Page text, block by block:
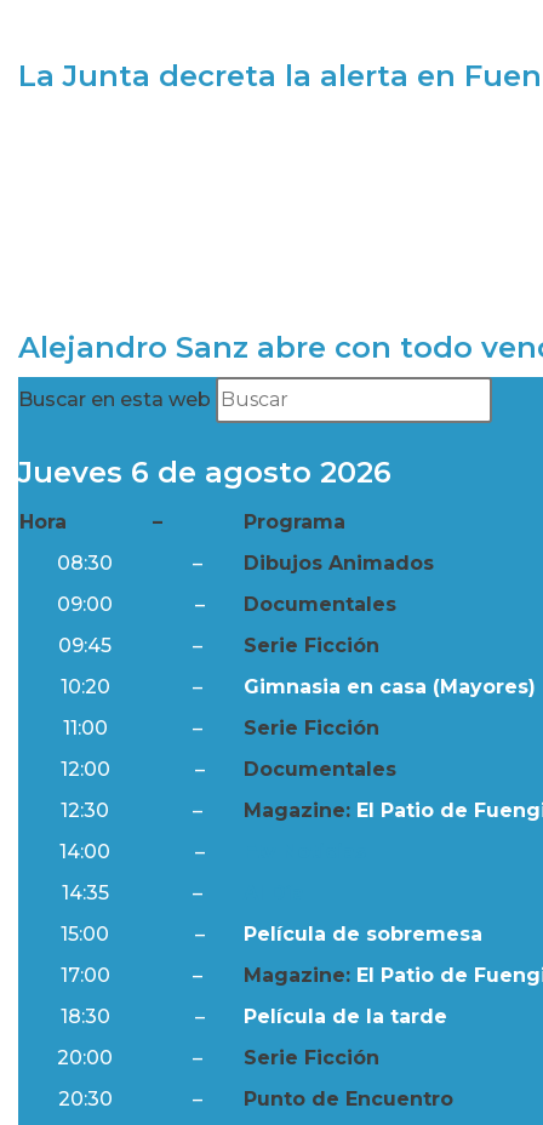
La Junta decreta la alerta en
Alejandro Sanz abre con todo
Buscar en esta web
Jueves 6 de agosto 2026
Hora –
Programa
08:30
–
Dibujos Animados
09:00
–
Documentales
09:45
–
Serie Ficción
10:20
–
Gimnasia en casa (Mayores)
11:00
–
Serie Ficción
12:00
–
Documentales
12:30
– Magazine: El Patio de
14:00
–
14:35
–
15:00
–
Película de sobremesa
17:00
– Magazine: El Patio de
18:30
–
Película de la tarde
20:00
–
Serie Ficción
20:30
– Punto de Encuentro